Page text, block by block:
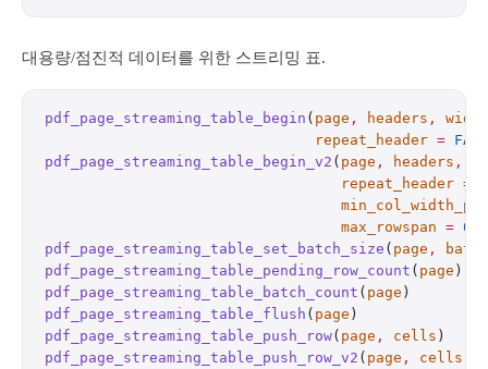
대용량/점진적 데이터를 위한 스트리밍 표.
pdf_page_streaming_table_begin ( page , headers ,
                               repeat_header
=
pdf_page_streaming_table_begin_v2 ( page , headers ,
                                  repeat_header
=
                                  min_col_width_pt
                                  max_rowspan
= 0L
pdf_page_streaming_table_set_batch_size ( page ,
pdf_page_streaming_table_pending_row_count ( page
pdf_page_streaming_table_batch_count ( page
pdf_page_streaming_table_flush ( page
pdf_page_streaming_table_push_row( page , cells
pdf_page_streaming_table_push_row_v2 ( page , cells